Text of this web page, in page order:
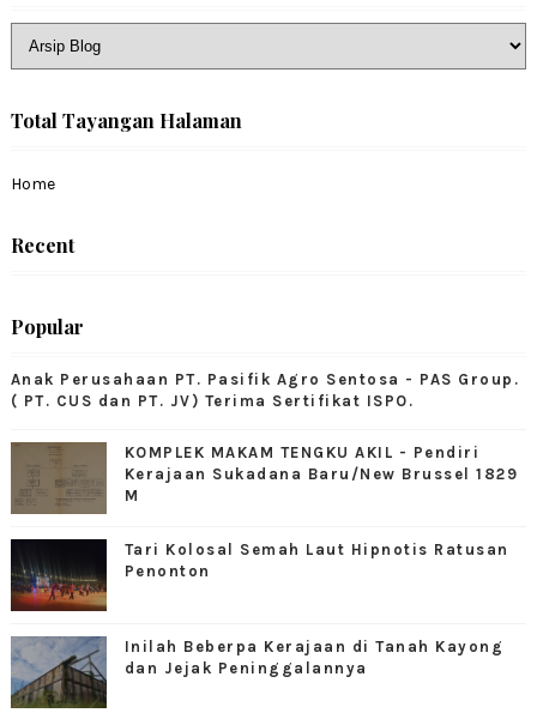
Total Tayangan Halaman
Home
Recent
Popular
Anak Perusahaan PT. Pasifik Agro Sentosa - PAS Group.
( PT. CUS dan PT. JV) Terima Sertifikat ISPO.
KOMPLEK MAKAM TENGKU AKIL - Pendiri
Kerajaan Sukadana Baru/New Brussel 1829
M
Tari Kolosal Semah Laut Hipnotis Ratusan
Penonton
Inilah Beberpa Kerajaan di Tanah Kayong
dan Jejak Peninggalannya